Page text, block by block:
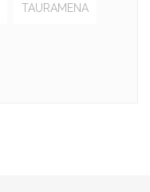
TAURAMENA